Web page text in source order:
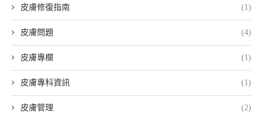
皮膚修復指南 (1)
皮膚問題 (4)
皮膚專欄 (1)
皮膚專科資訊 (1)
皮膚管理 (2)